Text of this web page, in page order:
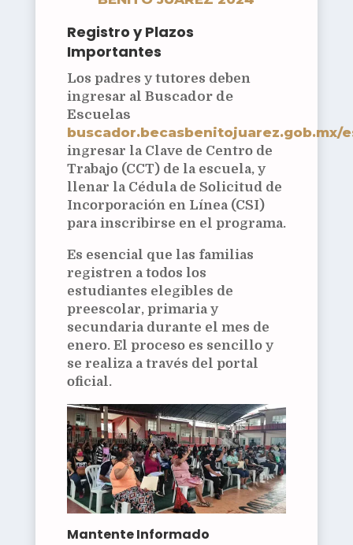
Registro y Plazos
Importantes
Los padres y tutores deben
ingresar al Buscador de
Escuelas
buscador.becasbenitojuarez.gob.mx/
ingresar la Clave de Centro de
Trabajo (CCT) de la escuela, y
llenar la Cédula de Solicitud de
Incorporación en Línea (CSI)
para inscribirse en el programa.
Es esencial que las familias
registren a todos los
estudiantes elegibles de
preescolar, primaria y
secundaria durante el mes de
enero. El proceso es sencillo y
se realiza a través del portal
oficial.
Mantente Informado